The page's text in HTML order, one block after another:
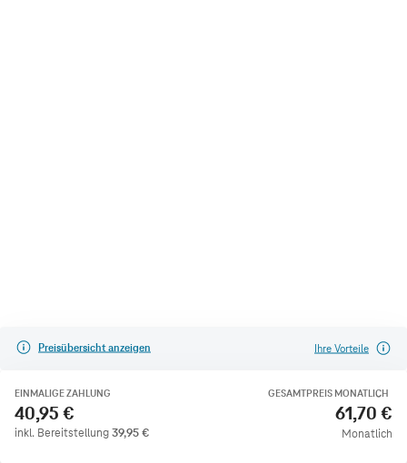
Preisübersicht anzeigen Ihre Vorteile
EINMALIGE ZAHLUNG
40,95 €
inkl. Bereitstellung39,95€
GESAMTPREIS MONATLICH
61,70 €
Monatlich